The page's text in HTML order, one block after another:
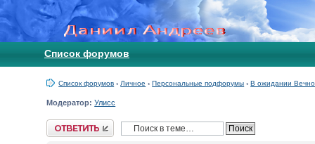
Список форумов
Список форумов ‹ Личное ‹ Персональные подфорумы ‹ В ожидании
Модератор: Улисс
Ответить